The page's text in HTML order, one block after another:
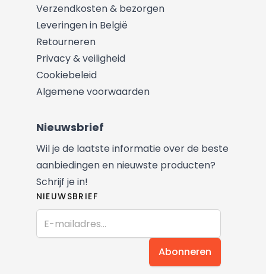
Verzendkosten & bezorgen
Leveringen in België
Retourneren
Privacy & veiligheid
Cookiebeleid
Algemene voorwaarden
Nieuwsbrief
Wil je de laatste informatie over de beste
aanbiedingen en nieuwste producten?
Schrijf je in!
NIEUWSBRIEF
Abonneren